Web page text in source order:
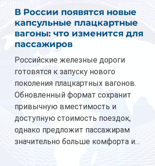
В России появятся новые
капсульные плацкартные
вагоны: что изменится для
пассажиров
Российские железные дороги
готовятся к запуску нового
поколения плацкартных вагонов.
Обновленный формат сохранит
привычную вместимость и
доступную стоимость поездок,
однако предложит пассажирам
значительно больше комфорта и